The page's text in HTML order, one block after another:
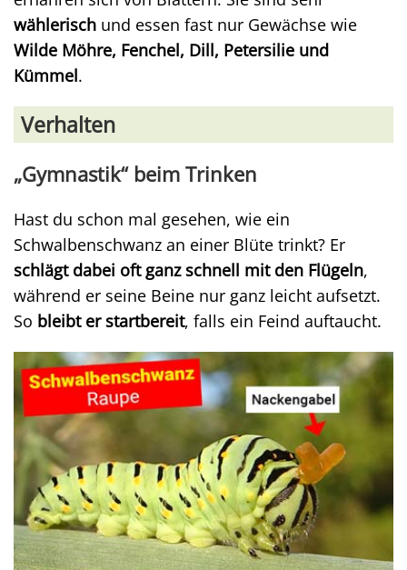
wählerisch und essen fast nur Gewächse wie
Wilde Möhre, Fenchel, Dill, Petersilie und
Kümmel.
Verhalten
„Gymnastik“ beim Trinken
Hast du schon mal gesehen, wie ein
Schwalbenschwanz an einer Blüte trinkt? Er
schlägt dabei oft ganz schnell mit den Flügeln,
während er seine Beine nur ganz leicht aufsetzt.
So bleibt er startbereit, falls ein Feind auftaucht.